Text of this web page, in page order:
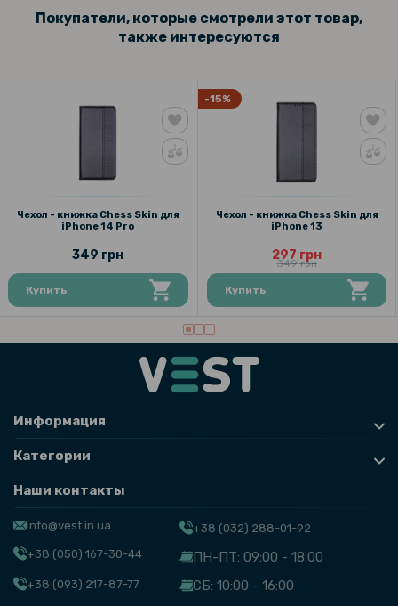
Покупатели, которые смотрели этот товар,
также интересуются
Чехол - книжка Chess Skin для
iPhone 14 Pro
349 грн
Купить
-15%
Чехол - книжка Chess Skin для
iPhone 13
297 грн
349 грн
Купить
Информация
Категории
Наши контакты
info@vest.in.ua
+38 (050) 167-30-44
+38 (093) 217-87-77
+38 (032) 288-01-92
ПН-ПТ: 09:00 - 18:00
СБ: 10:00 - 16:00